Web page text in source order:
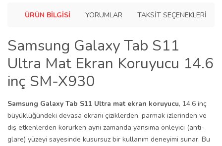
ÜRÜN BILGISI YORUMLAR TAKSIT SEÇENEKLERI
Samsung Galaxy Tab S11
Ultra Mat Ekran Koruyucu 14.6
inç SM-X930
Samsung Galaxy Tab S11 Ultra mat ekran koruyucu, 14.6 inç
büyüklüğündeki devasa ekranı çiziklerden, parmak izlerinden ve
dış etkenlerden korurken aynı zamanda yansıma önleyici (anti-
glare) yüzeyi sayesinde kusursuz bir kullanım deneyimi sunar. Bu